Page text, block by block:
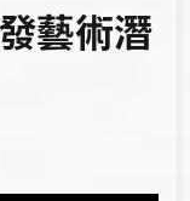
藝術潛